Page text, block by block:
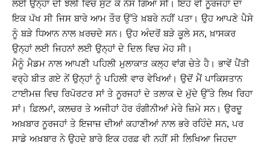
ਲਈ ਉਨ੍ਹਾਂ ਦੀ ਝੋਲੀ ਵਿਚ ਸੁਟ ਕੇ ਨੱਸ ਗਿਆ ਸੀ। ਇਹ ਵੀ ਨੂਰਜਹਾਂ ਦਾ
ਇਕ ਪੱਖ ਸੀ ਜਿਸ ਬਾਰੇ ਆਮ ਤੌਰ ਉੱਤੇ ਖ਼ਬਰੇ ਨਹੀਂ ਪਤਾ। ਉਹ ਆਪਣੇ ਪੈਸੇ
ਨੂੰ ਬੜੇ ਧਿਆਨ ਨਾਲ ਖ਼ਰਚਦੇ ਸਨ। ਉਹ ਅੰਦਰੋਂ ਬੜੇ ਕੂਲੇ ਸਨ, ਖ਼ਾਸਕਰ
ਉਨ੍ਹਾਂ ਲਈ ਜਿਹਨਾਂ ਲਈ ਉਨ੍ਹਾਂ ਦੇ ਦਿਲ ਵਿਚ ਮੋਹ ਸੀ।
ਮੈਨੂੰ ਮੈਡਮ ਨਾਲ ਆਪਣੀ ਪਹਿਲੀ ਮੁਲਾਕਾਤ ਕਲ੍ਹ ਵਾਂਗ ਚੇਤੇ ਹੈ। ਭਾਵੇਂ ਪੈਂਤੀ
ਵਰ੍ਹੇ ਬੀਤ ਗਏ ਨੇਂ ਉਨ੍ਹਾਂ ਨੂੰ ਪਹਿਲੀ ਵਾਰ ਵੇਖਿਆਂ। ਉਦੋਂ ਮੈਂ ਪਾਕਿਸਤਾਨ
ਟਾਈਮਜ਼ ਵਿਚ ਰਿਪੋਰਟਰ ਸਾਂ ਤੇ ਨੂਰਜਹਾਂ ਦੇ ਤਲਾਕ ਦੇ ਮੁੱਦੇ ਉੱਤੇ ਲਿਖ ਰਿਹਾ
ਸਾਂ। ਫ਼ਿਲਮਾਂ, ਕਲਚਰ ਤੇ ਅਜੀਹਾਂ ਹੋਰ ਰੰਗੀਨੀਆਂ ਮੇਰੇ ਜ਼ਿਮੇ ਸਨ। ਉਰਦੂ
ਅਖ਼ਬਾਰ ਨੂਰਜਹਾਂ ਤੇ ਇਜਾਜ਼ ਦੀਆਂ ਕਹਾਣੀਆਂ ਨਾਲ ਭਰੇ ਰਹਿੰਦੇ ਸਨ, ਪਰ
ਸਾਡੇ ਅਖ਼ਬਾਰ ਨੇ ਉਹਦੇ ਬਾਰੇ ਇਕ ਹਰਫ਼ ਵੀ ਨਹੀਂ ਸੀ ਲਿਖਿਆ ਜਿਹਦਾ